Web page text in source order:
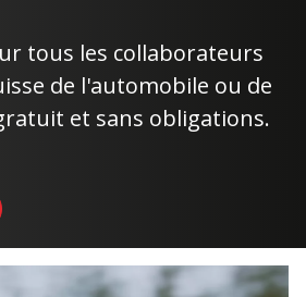
tous les collaborateurs
de l'automobile ou de
et sans obligations.